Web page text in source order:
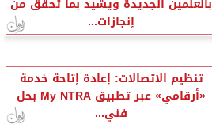
بالعلمين الجديدة ويشيد بما تحقق من
إنجازات...
تنظيم الاتصالات: إعادة إتاحة خدمة
«أرقامي» عبر تطبيق My NTRA بحل
فني...